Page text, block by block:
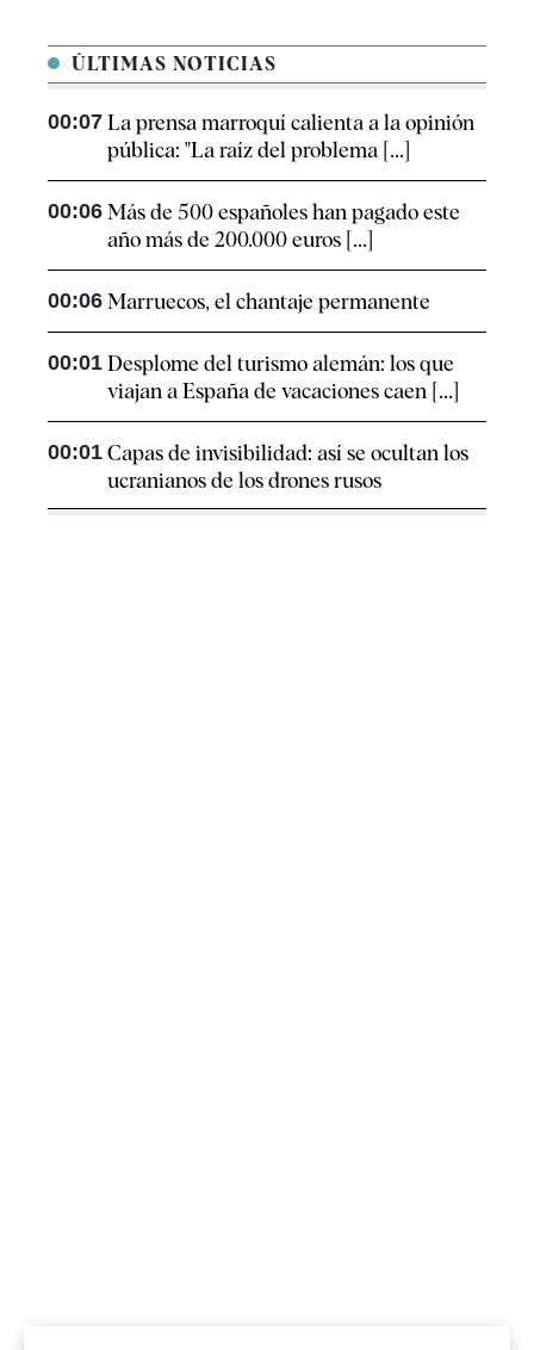
ÚLTIMAS NOTICIAS
00:07 La prensa marroquí calienta a la opinión
pública: "La raíz del problema [...]
00:06 Más de 500 españoles han pagado este
año más de 200.000 euros [...]
00:06 Marruecos, el chantaje permanente
00:01 Desplome del turismo alemán: los que
viajan a España de vacaciones caen [...]
00:01 Capas de invisibilidad: así se ocultan los
ucranianos de los drones rusos